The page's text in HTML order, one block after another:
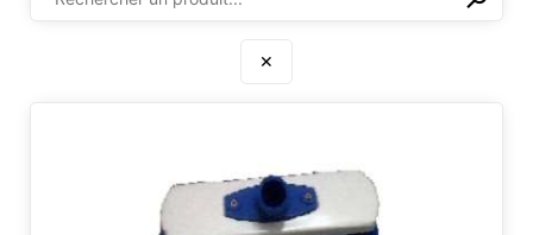
✕